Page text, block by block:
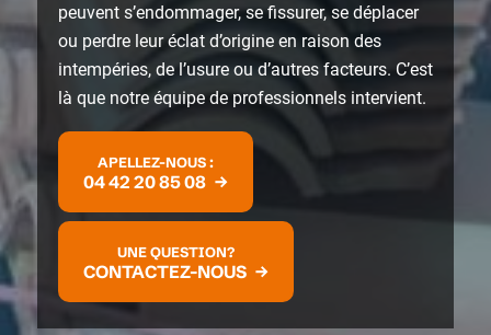
peuvent s’endommager, se fissurer, se déplacer
ou perdre leur éclat d’origine en raison des
intempéries, de l’usure ou d’autres facteurs. C’est
là que notre équipe de professionnels intervient.
APELLEZ-NOUS :
04 42 20 85 08
UNE QUESTION?
CONTACTEZ-NOUS